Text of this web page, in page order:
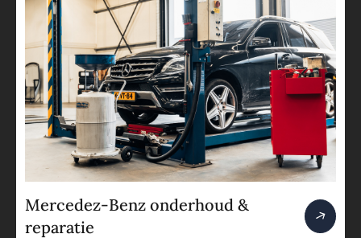
Mercedez-Benz onderhoud &
reparatie